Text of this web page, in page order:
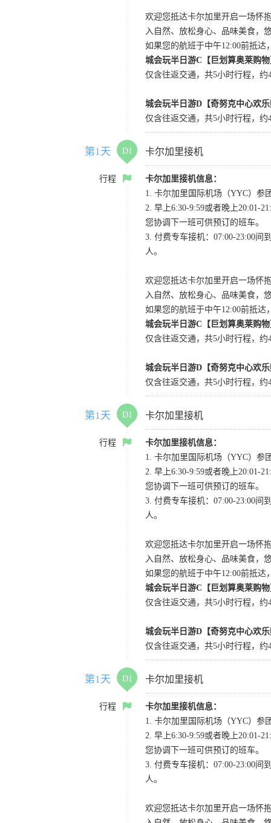
欢迎您抵达卡尔加里开启一场怀
入自然、放松身心、品味美食，
如果您的航班于中午12:00前抵
城会玩半日游C【巨划算奥莱购
仅含往返交通，共5小时行程，
城会玩半日游D【奇努克中心欢
仅含往返交通，共5小时行程，
第1天 D1 卡尔加里接机
行程
卡尔加里接机信息：
1. 卡尔加里国际机场（YYC）参
2. 早上6:30-9:59或者晚上20:01-
您协调下一班可供预订的班车。
3. 付费专车接机：07:00-23:00间
人。
欢迎您抵达卡尔加里开启一场怀
入自然、放松身心、品味美食，
如果您的航班于中午12:00前抵
城会玩半日游C【巨划算奥莱购
仅含往返交通，共5小时行程，
城会玩半日游D【奇努克中心欢
仅含往返交通，共5小时行程，
第1天 D1 卡尔加里接机
行程
卡尔加里接机信息：
1. 卡尔加里国际机场（YYC）参
2. 早上6:30-9:59或者晚上20:01-
您协调下一班可供预订的班车。
3. 付费专车接机：07:00-23:00间
人。
欢迎您抵达卡尔加里开启一场怀
入自然、放松身心、品味美食，
如果您的航班于中午12:00前抵
城会玩半日游C【巨划算奥莱购
仅含往返交通，共5小时行程，
城会玩半日游D【奇努克中心欢
仅含往返交通，共5小时行程，
第1天 D1 卡尔加里接机
行程
卡尔加里接机信息：
1. 卡尔加里国际机场（YYC）参
2. 早上6:30-9:59或者晚上20:01-
您协调下一班可供预订的班车。
3. 付费专车接机：07:00-23:00间
人。
欢迎您抵达卡尔加里开启一场怀